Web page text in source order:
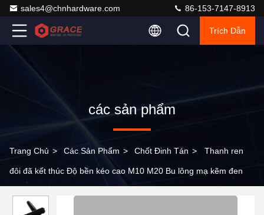
sales4@chnhardware.com 86-153-7147-8913
Trích Dẫn
các sản phẩm
Trang Chủ > Các Sản Phẩm > Chốt Đinh Tán > Thanh ren
đôi đã kết thúc Độ bền kéo cao M10 M20 Bu lông mạ kẽm đen